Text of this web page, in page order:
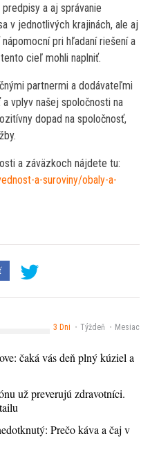
a aj správanie
v jednotlivých krajinách, ale aj
pri hľadaní riešení a
cieľ mohli naplniť.
partnermi a dodávateľmi
vplyv našej spoločnosti na
dopad na spoločnosť,
a záväzkoch nájdete tu:
a-suroviny/obaly-a-
3 Dni Týždeň Mesiac
čaká vás deň plný kúziel a
už preverujú zdravotníci.
Prečo káva a čaj v